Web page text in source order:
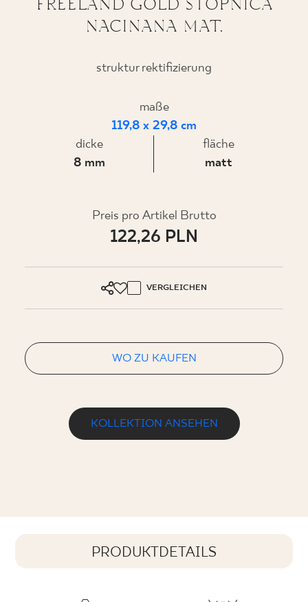
WO ZU KAUFEN
ÜBER UNS
NACINANA MAT.
struktur rektifizierung
maße
119,8 x 29,8 cm
dicke
8 mm
fläche
matt
Preis pro Artikel Brutto
122,26 PLN
VERGLEICHEN
WO ZU KAUFEN
KOLLEKTION ANSEHEN
PRODUKTDETAILS